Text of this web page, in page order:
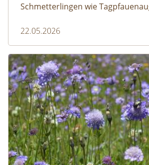
Schmetterlingen wie
Wer sie im Garten stehen lässt,
Artenvielfalt.
22.05.2026
Schmankerl für den